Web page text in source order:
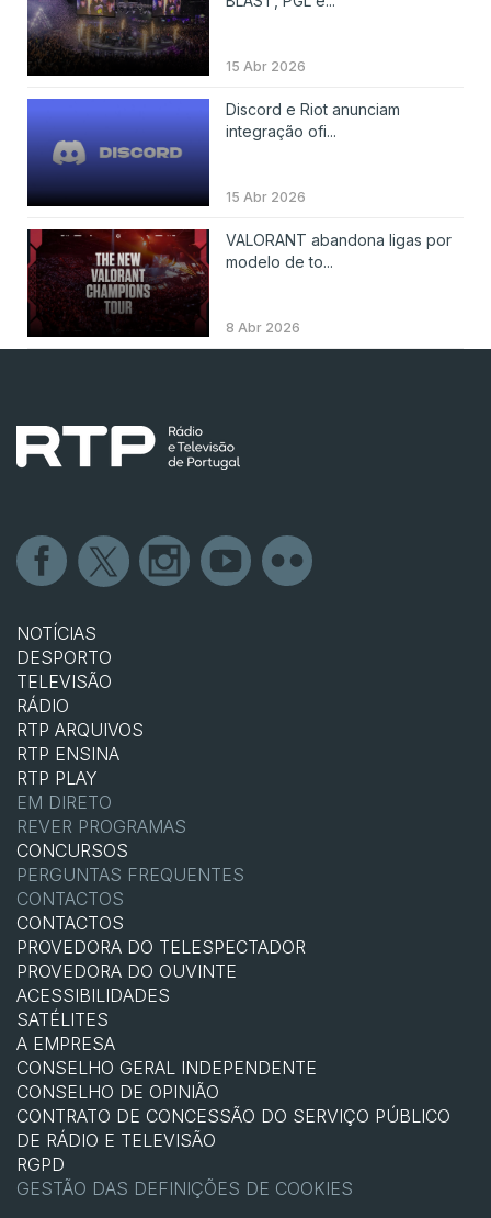
15 Abr 2026
Discord e Riot anunciam
integração ofi...
15 Abr 2026
VALORANT abandona ligas por
modelo de to...
8 Abr 2026
NOTÍCIAS
DESPORTO
TELEVISÃO
RÁDIO
RTP ARQUIVOS
RTP ENSINA
RTP PLAY
EM DIRETO
REVER PROGRAMAS
CONCURSOS
PERGUNTAS FREQUENTES
CONTACTOS
CONTACTOS
PROVEDORA DO TELESPECTADOR
PROVEDORA DO OUVINTE
ACESSIBILIDADES
SATÉLITES
A EMPRESA
CONSELHO GERAL INDEPENDENTE
CONSELHO DE OPINIÃO
CONTRATO DE CONCESSÃO DO SERVIÇO PÚBLICO
DE RÁDIO E TELEVISÃO
RGPD
GESTÃO DAS DEFINIÇÕES DE COOKIES